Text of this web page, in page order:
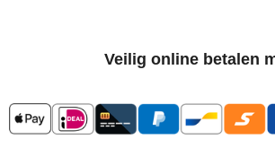
Veilig online betalen